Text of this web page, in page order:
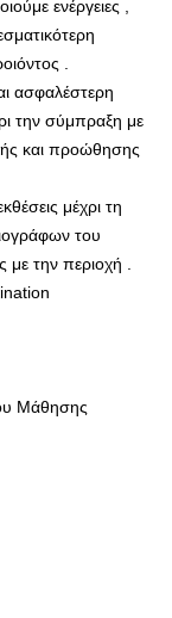
ενέργειες ,
.
ασφαλέστερη
την σύμπραξη με
και προώθησης
μέχρι τη
του
με την περιοχή .
Μάθησης